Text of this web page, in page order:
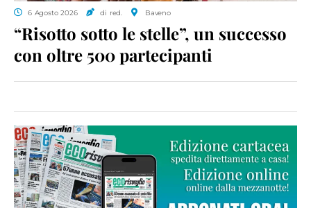
6 Agosto 2026 di red. Baveno
“Risotto sotto le stelle”, un successo
con oltre 500 partecipanti